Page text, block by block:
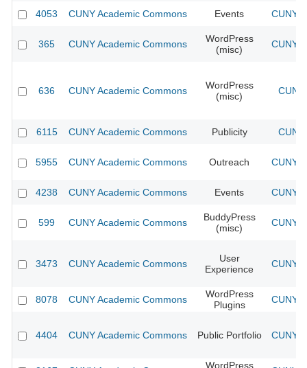
4053 CUNY Academic Commons Events CUNY
365 CUNY Academic Commons
WordPress
(misc)
CUNY
636 CUNY Academic Commons
WordPress
(misc)
6115 CUNY Academic Commons Publicity
5955 CUNY Academic Commons Outreach CUNY
4238 CUNY Academic Commons Events CUNY
599 CUNY Academic Commons
BuddyPress
(misc)
CUNY
3473 CUNY Academic Commons
User
Experience
CUNY
8078 CUNY Academic Commons
WordPress
Plugins
CUNY
4404 CUNY Academic Commons Public Portfolio CUNY
WordPress